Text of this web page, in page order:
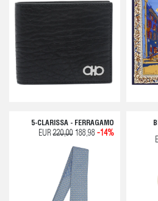
5-CLARISSA - FERRAGAMO
EUR220,00188,98 -14%